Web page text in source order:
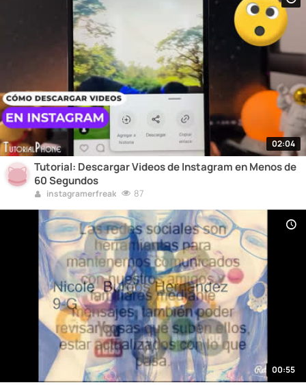
02:04
Tutorial: Descargar Videos de Instagram en Menos de
60 Segundos
instagramerfreak 87
00:55